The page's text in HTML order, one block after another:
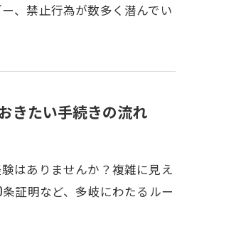
、禁止行為が数多く潜んでい
きたい手続きの流れ
はありませんか？複雑に見え
証明など、多岐にわたるルー